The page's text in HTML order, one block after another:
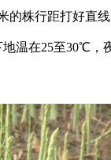
株行距打好直
地温在25至30℃